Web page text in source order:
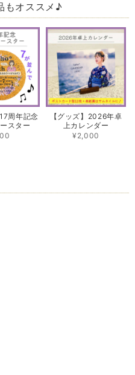
もオススメ♪
周年記念
スター
【グッズ】2026年卓
上カレンダー
¥2,000